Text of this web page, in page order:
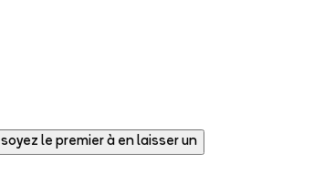
soyez le premier à en laisser un